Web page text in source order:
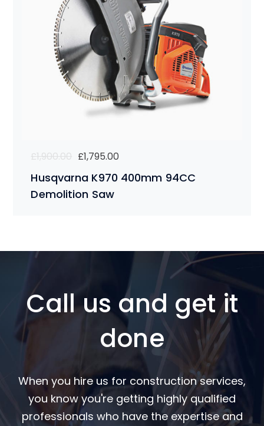
Husqvarna K970 400mm 94CC
Demolition Saw
£1,900.00 Original
price
£1,900.00.
£1,795.00
price
Call us and get it
done
When you hire us for construction services,
you know you're getting highly qualified
professionals who have the expertise and